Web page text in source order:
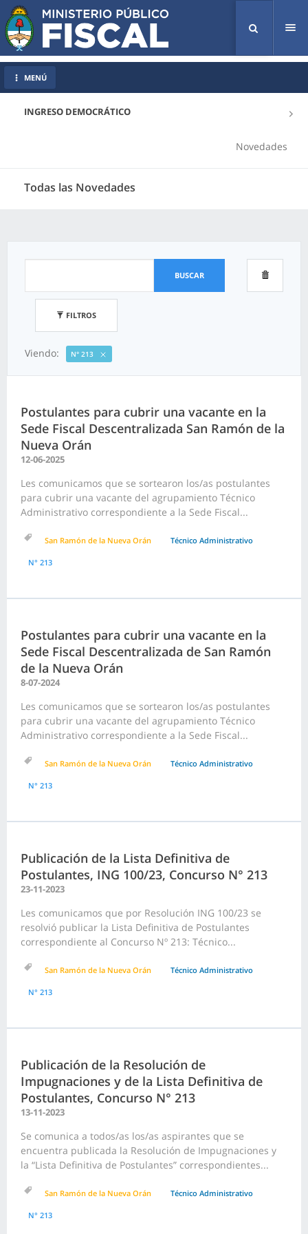
INGRESO DEMOCRÁTICO
Novedades
Todas las Novedades
MENÚ
BUSCAR
FILTROS
Viendo: N° 213
Postulantes para cubrir una vacante en la
Sede Fiscal Descentralizada San Ramón de la
Nueva Orán
12-06-2025
Les comunicamos que se sortearon los/as postulantes
para cubrir una vacante del agrupamiento Técnico
Administrativo correspondiente a la Sede Fiscal...
San Ramón de la Nueva Orán Técnico Administrativo
N° 213
Postulantes para cubrir una vacante en la
Sede Fiscal Descentralizada de San Ramón
de la Nueva Orán
8-07-2024
Les comunicamos que se sortearon los/as postulantes
para cubrir una vacante del agrupamiento Técnico
Administrativo correspondiente a la Sede Fiscal...
San Ramón de la Nueva Orán Técnico Administrativo
N° 213
Publicación de la Lista Definitiva de
Postulantes, ING 100/23, Concurso N° 213
23-11-2023
Les comunicamos que por Resolución ING 100/23 se
resolvió publicar la Lista Definitiva de Postulantes
correspondiente al Concurso Nº 213: Técnico...
San Ramón de la Nueva Orán Técnico Administrativo
N° 213
Publicación de la Resolución de
Impugnaciones y de la Lista Definitiva de
Postulantes, Concurso N° 213
13-11-2023
Se comunica a todos/as los/as aspirantes que se
encuentra publicada la Resolución de Impugnaciones y
la “Lista Definitiva de Postulantes” correspondientes...
San Ramón de la Nueva Orán Técnico Administrativo
N° 213